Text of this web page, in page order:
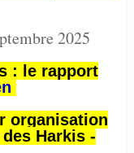
2025
: le rapport
organisation
Harkis -